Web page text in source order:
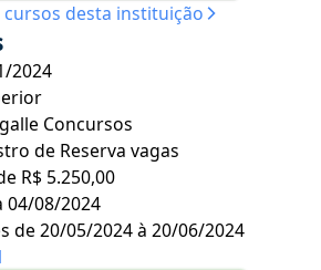
cursos desta instituição
2024
Concursos
de Reserva vagas
R$ 5.250,00
04/08/2024
de 20/05/2024 à 20/06/2024